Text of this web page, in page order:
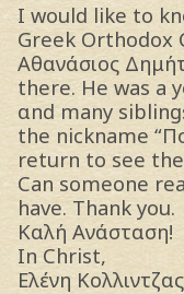
I would like to
Greek Orthodox
Αθανάσιος
there. He was a
αnd many
the nickname
return to see
Can someone
have. Thank you.
Καλή Ανάσταση!
In Christ,
Ελένη